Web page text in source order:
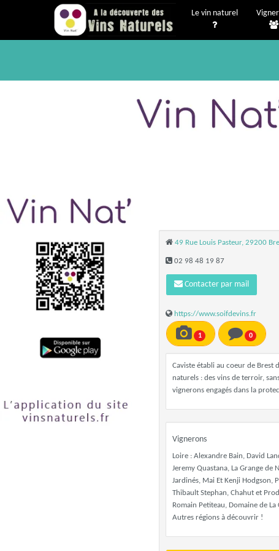
Le vin naturel
49 Rue Louis Pasteur, 29200
02 98 48 19 87
Contacter par mail
https://www.soifdevins.fr
1 0
Caviste établi au coeur de Brest
naturels : des vins de terroir,
vignerons engagés dans la
Vignerons
Loire : Alexandre Bain, David
Jeremy Quastana, La Grange de
Jardinés, Mai Et Kenji Hodgson,
Thibault Stephan, Chahut et
Romain Petiteau, Domaine de La
Autres régions à découvrir !